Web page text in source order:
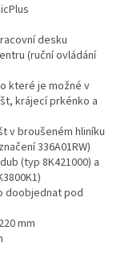
desku
(ruční ovládání
které je možné v
krájecí prkénko a
v broušeném hliníku
336A01RW)
(typ 8K421000) a
doobjednat pod
mm